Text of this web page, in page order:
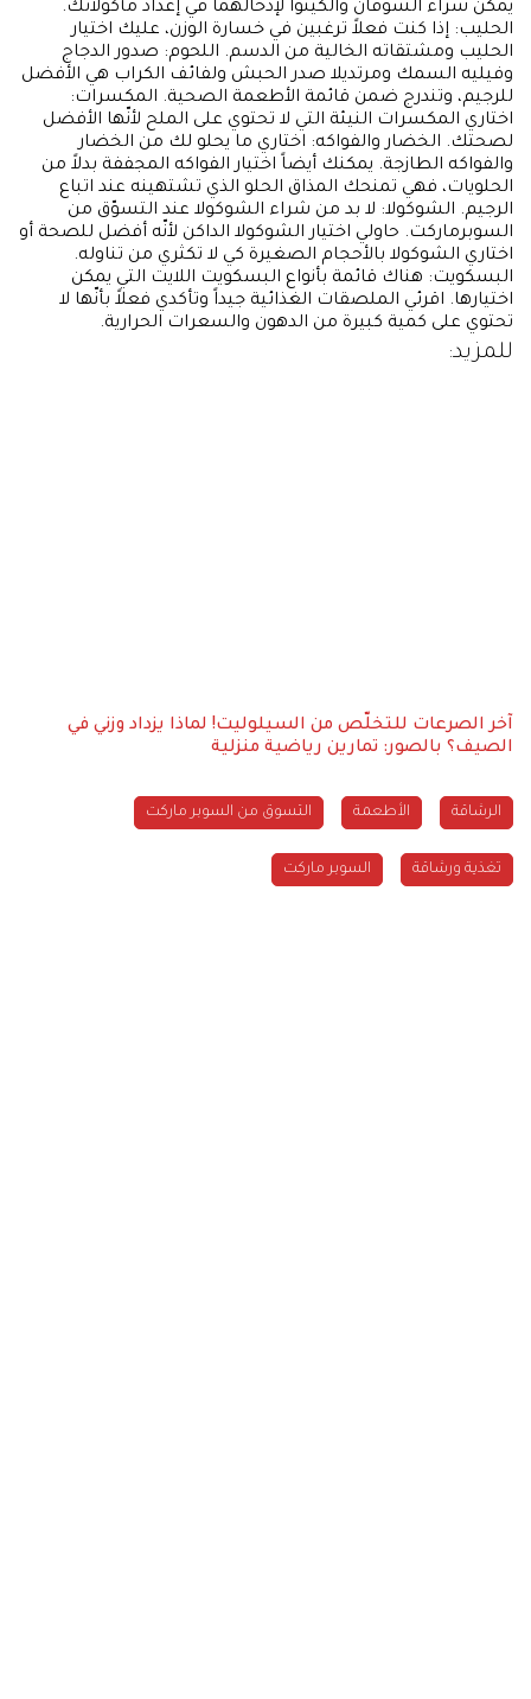
يمكن شراء الشوفان والكينوا لإدخالهما في إعداد مأكولاتك.
الحليب: إذا كنت فعلاً ترغبين في خسارة الوزن، عليك اختيار
الحليب ومشتقاته الخالية من الدسم. اللحوم: صدور الدجاج
وفيليه السمك ومرتديلا صدر الحبش ولفائف الكراب هي الأفضل
للرجيم، وتندرج ضمن قائمة الأطعمة الصحية. المكسرات:
اختاري المكسرات النيئة التي لا تحتوي على الملح لأنّها الأفضل
لصحتك. الخضار والفواكه: اختاري ما يحلو لك من الخضار
والفواكه الطازجة. يمكنك أيضاً اختيار الفواكه المجففة بدلاً من
الحلويات، فهي تمنحك المذاق الحلو الذي تشتهينه عند اتباع
الرجيم. الشوكولا: لا بد من شراء الشوكولا عند التسوّق من
السوبرماركت. حاولي اختيار الشوكولا الداكن لأنّه أفضل للصحة أو
اختاري الشوكولا بالأحجام الصغيرة كي لا تكثري من تناوله.
البسكويت: هناك قائمة بأنواع البسكويت اللايت التي يمكن
اختيارها. اقرئي الملصقات الغذائية جيداً وتأكدي فعلاً بأنّها لا
تحتوي على كمية كبيرة من الدهون والسعرات الحرارية.
للمزيد:
آخر الصرعات للتخلّص من السيلوليت! لماذا يزداد وزني في
الصيف؟ بالصور: تمارين رياضية منزلية
الرشاقة الأطعمة التسوق من السوبر ماركت
تغذية ورشاقة السوبر ماركت